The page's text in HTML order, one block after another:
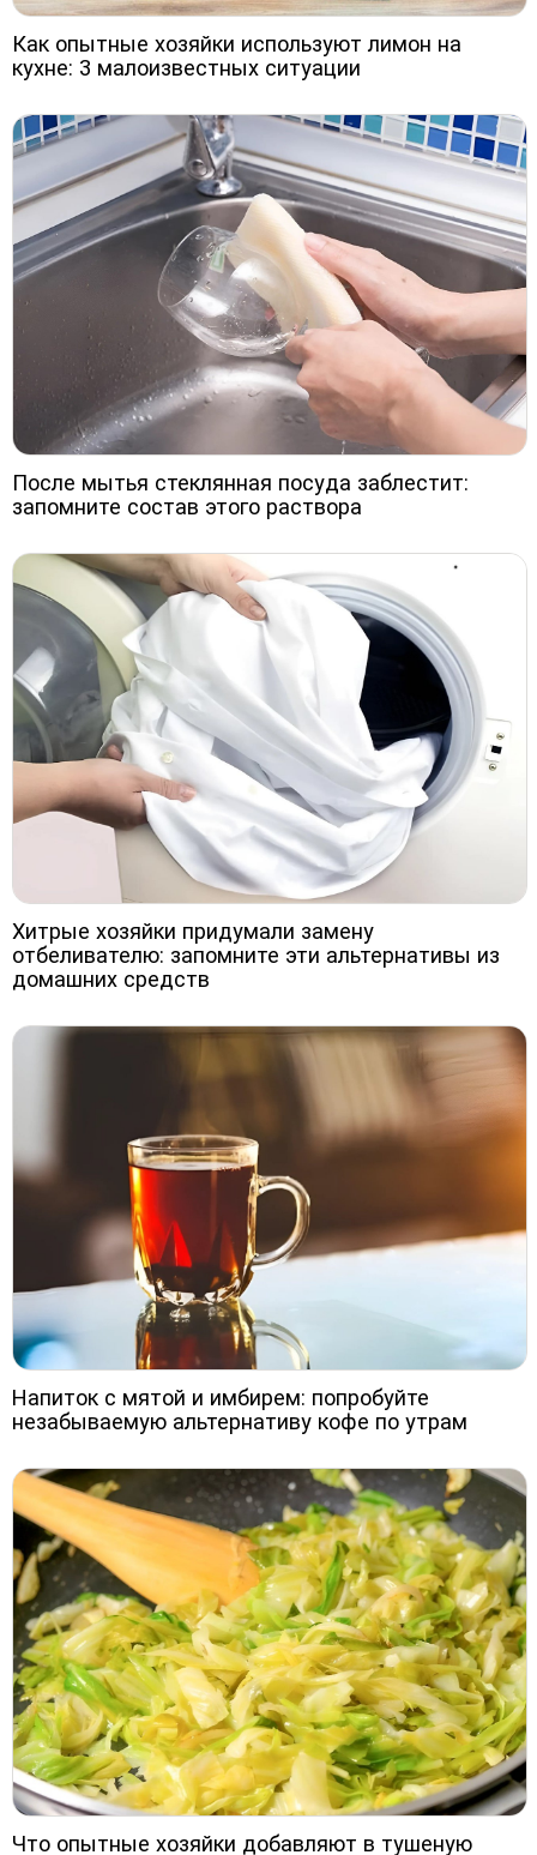
Как опытные хозяйки используют лимон на
кухне: 3 малоизвестных ситуации
После мытья стеклянная посуда заблестит:
запомните состав этого раствора
Хитрые хозяйки придумали замену
отбеливателю: запомните эти альтернативы из
домашних средств
Напиток с мятой и имбирем: попробуйте
незабываемую альтернативу кофе по утрам
Что опытные хозяйки добавляют в тушеную